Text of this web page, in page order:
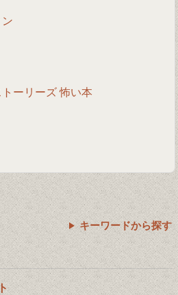
ーリーズ 怖い本
キーワードから探す